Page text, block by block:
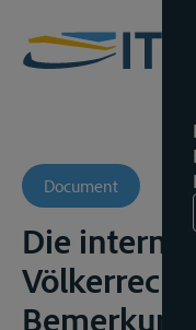
Document
Die